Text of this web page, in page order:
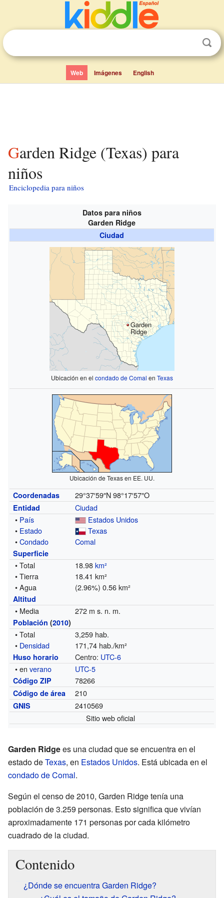
Web Imágenes English
Garden Ridge (Texas) para
niños
Enciclopedia para niños
Datos para niños
Garden Ridge
Ciudad
Garden
Ridge
Ubicación en el condado de Comal en Texas
Ubicación de Texas en EE. UU.
Coordenadas 29°37′59″N 98°17′57″O
Entidad
Ciudad
• País
Estados Unidos
• Estado
Texas
•Condado Comal
Superficie
• Total 18.98km²
• Tierra
18.41 km²
• Agua
(2.96%) 0.56 km²
Altitud
• Media 272 m s. n. m.
Población (2010)
• Total
3,259 hab.
• Densidad 171,74 hab./km²
Huso horario Centro: UTC-6
• enverano UTC-5
Código ZIP 78266
Código de área 210
GNIS
2410569
Sitio web oficial
Garden Ridgees una ciudad que se encuentra en el
estado deTexas, en Estados Unidos. Está ubicada en el
condado de Comal.
Según el censo de 2010, Garden Ridge tenía una
población de 3.259 personas. Esto significa que vivían
aproximadamente 171 personas por cada kilómetro
cuadrado de la ciudad.
Contenido
¿Dónde se encuentra Garden Ridge?